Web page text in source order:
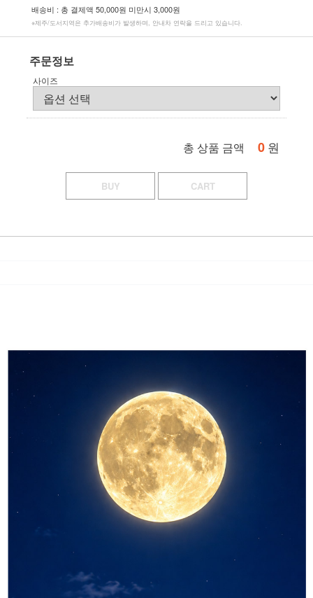
배송비 : 총 결제액 50,000원 미만시 3,000원
※제주/도서지역은 추가배송비가 발생하며, 안내차 연락을 드리고 있습니다.
주문정보
사이즈
총 상품 금액 0 원
BUY CART